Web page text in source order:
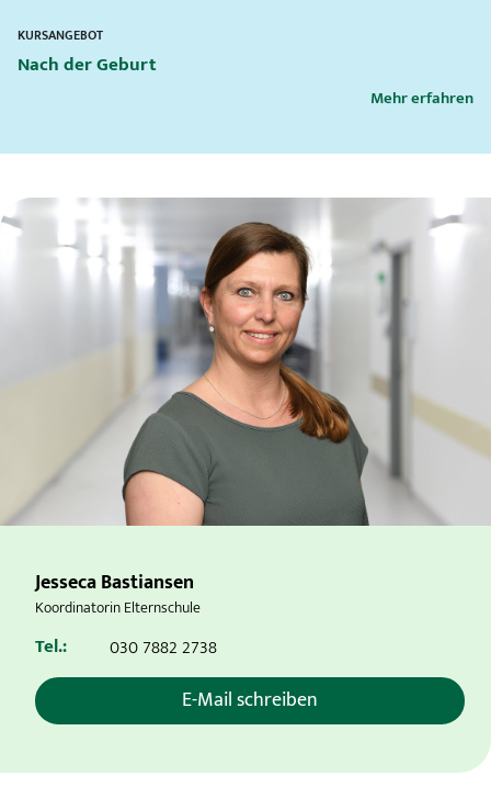
KURSANGEBOT
Nach der Geburt
Mehr erfahren
Jesseca Bastiansen
Koordinatorin Elternschule
Tel.: 030 7882 2738
E-Mail schreiben